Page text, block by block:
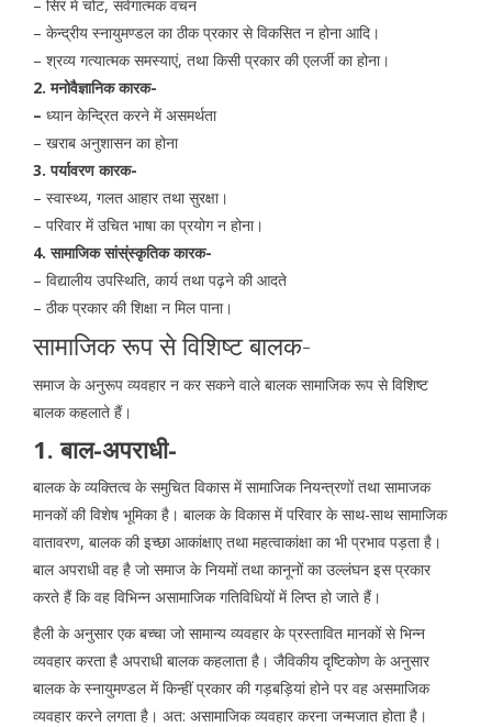
– सिर में चोट, संवेगात्मक वंचन
– केन्द्रीय स्नायुमण्डल का ठीक प्रकार से विकसित न होना आदि।
– श्रव्य गत्यात्मक समस्याएं, तथा किसी प्रकार की एलर्जी का होना।
2. मनोवैज्ञानिक कारक-
– ध्यान केन्द्रित करने में असमर्थता
– खराब अनुशासन का होना
3. पर्यावरण कारक-
– स्वास्थ्य, गलत आहार तथा सुरक्षा।
– परिवार में उचित भाषा का प्रयोग न होना।
4. सामाजिक सांस्ंस्कृतिक कारक-
– विद्यालीय उपस्थिति, कार्य तथा पढ़ने की आदते
– ठीक प्रकार की शिक्षा न मिल पाना।
सामाजिक रूप से विशिष्ट बालक-
समाज के अनुरूप व्यवहार न कर सकने वाले बालक सामाजिक रूप से विशिष्ट
बालक कहलाते हैं।
1. बाल-अपराधी-
बालक के व्यक्तित्व के समुचित विकास में सामाजिक नियन्त्रणों तथा सामाजक
मानकों की विशेष भूमिका है। बालक के विकास में परिवार के साथ-साथ सामाजिक
वातावरण, बालक की इच्छा आकांक्षाए तथा महत्वाकांक्षा का भी प्रभाव पड़ता है।
बाल अपराधी वह है जो समाज के नियमों तथा कानूनों का उल्लंघन इस प्रकार
करते हैं कि वह विभिन्न असामाजिक गतिविधियों में लिप्त हो जाते हैं।
हैली के अनुसार एक बच्चा जो सामान्य व्यवहार के प्रस्तावित मानकों से भिन्न
व्यवहार करता है अपराधी बालक कहलाता है। जैविकीय दृष्टिकोण के अनुसार
बालक के स्नायुमण्डल में किन्हीं प्रकार की गड़बड़ियां होने पर वह असमाजिक
व्यवहार करने लगता है। अत: असामाजिक व्यवहार करना जन्मजात होता है।